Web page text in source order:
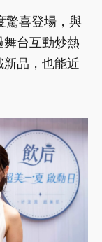
驚喜登場，與
台互動炒熱
品，也能近